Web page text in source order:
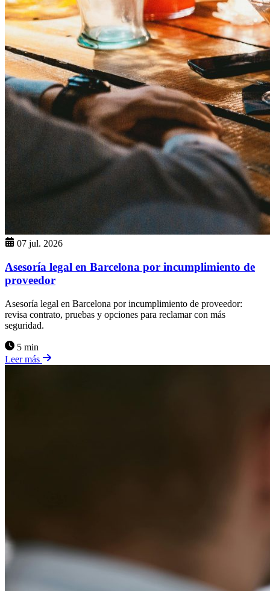
07 jul. 2026
Asesoría legal en Barcelona por incumplimiento de
proveedor
Asesoría legal en Barcelona por incumplimiento de proveedor:
revisa contrato, pruebas y opciones para reclamar con más
seguridad.
5 min
Leer más